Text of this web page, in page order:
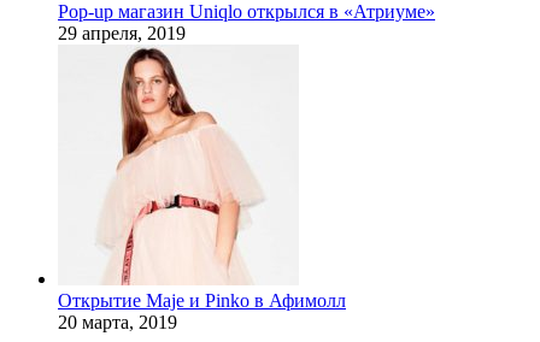
Pop-up магазин Uniqlo открылся в «Атриуме»
29 апреля, 2019
Открытие Maje и Pinko в Афимолл
20 марта, 2019